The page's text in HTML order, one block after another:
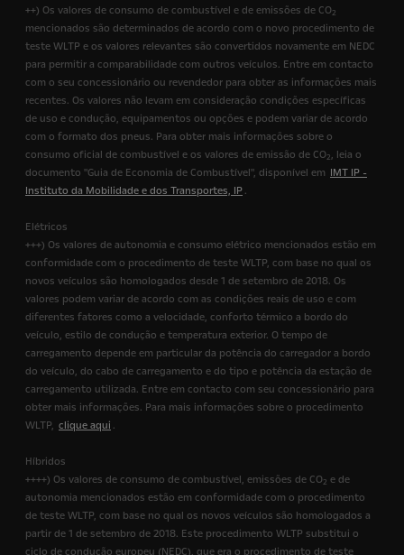
++) Os valores de consumo de combustível e de emissões de CO2
mencionados são determinados de acordo com o novo procedimento de
teste WLTP e os valores relevantes são convertidos novamente em NEDC
para permitir a comparabilidade com outros veículos. Entre em contacto
com o seu concessionário ou revendedor para obter as informações mais
recentes. Os valores não levam em consideração condições específicas
de uso e condução, equipamentos ou opções e podem variar de acordo
com o formato dos pneus. Para obter mais informações sobre o
consumo oficial de combustível e os valores de emissão de CO2, leia o
documento "Guia de Economia de Combustível", disponível em IMT IP -
Instituto da Mobilidade e dos Transportes, IP .
Elétricos
+++) Os valores de autonomia e consumo elétrico mencionados estão em
conformidade com o procedimento de teste WLTP, com base no qual os
novos veículos são homologados desde 1 de setembro de 2018. Os
valores podem variar de acordo com as condições reais de uso e com
diferentes fatores como a velocidade, conforto térmico a bordo do
veículo, estilo de condução e temperatura exterior. O tempo de
carregamento depende em particular da potência do carregador a bordo
do veículo, do cabo de carregamento e do tipo e potência da estação de
carregamento utilizada. Entre em contacto com seu concessionário para
obter mais informações. Para mais informações sobre o procedimento
WLTP, clique aqui .
Híbridos
++++) Os valores de consumo de combustível, emissões de CO2 e de
autonomia mencionados estão em conformidade com o procedimento
de teste WLTP, com base no qual os novos veículos são homologados a
partir de 1 de setembro de 2018. Este procedimento WLTP substitui o
ciclo de condução europeu (NEDC), que era o procedimento de teste